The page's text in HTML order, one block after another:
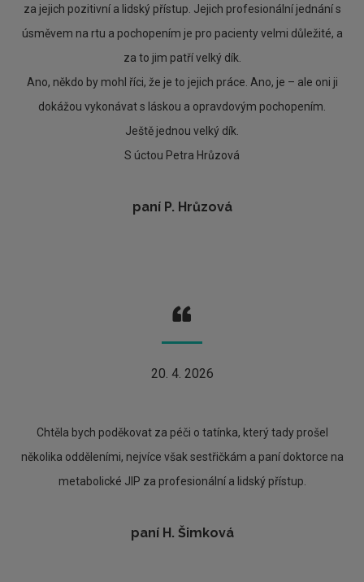
za jejich pozitivní a lidský přístup. Jejich profesionální jednání s
úsměvem na rtu a pochopením je pro pacienty velmi důležité, a
za to jim patří velký dík.
Ano, někdo by mohl říci, že je to jejich práce. Ano, je – ale oni ji
dokážou vykonávat s láskou a opravdovým pochopením.
Ještě jednou velký dík.
S úctou Petra Hrůzová
paní P. Hrůzová
20. 4. 2026
Chtěla bych poděkovat za péči o tatínka, který tady prošel
několika odděleními, nejvíce však sestřičkám a paní doktorce na
metabolické JIP za profesionální a lidský přístup.
paní H. Šimková